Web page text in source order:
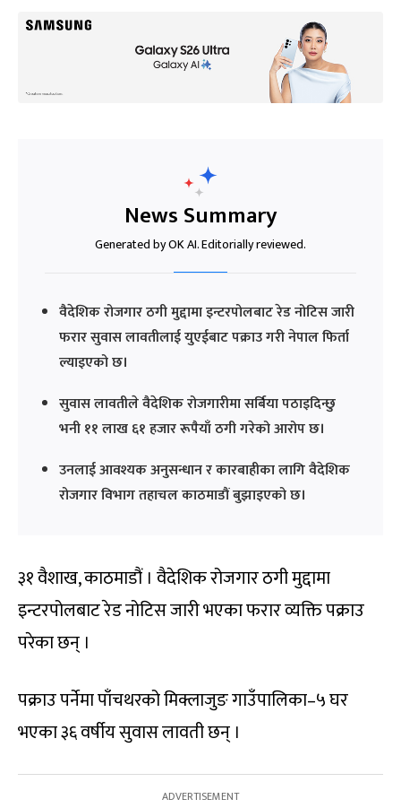
News Summary
Generated by OK AI. Editorially reviewed.
वैदेशिक रोजगार ठगी मुद्दामा इन्टरपोलबाट रेड नोटिस जारी
फरार सुवास लावतीलाई युएईबाट पक्राउ गरी नेपाल फिर्ता
ल्याइएको छ।
सुवास लावतीले वैदेशिक रोजगारीमा सर्बिया पठाइदिन्छु
भनी ११ लाख ६१ हजार रूपैयाँ ठगी गरेको आरोप छ।
उनलाई आवश्यक अनुसन्धान र कारबाहीका लागि वैदेशिक
रोजगार विभाग तहाचल काठमाडौं बुझाइएको छ।
३१ वैशाख, काठमाडौं । वैदेशिक रोजगार ठगी मुद्दामा
इन्टरपोलबाट रेड नोटिस जारी भएका फरार व्यक्ति पक्राउ
परेका छन् ।
पक्राउ पर्नेमा पाँचथरको मिक्लाजुङ गाउँपालिका–५ घर
भएका ३६ वर्षीय सुवास लावती छन् ।